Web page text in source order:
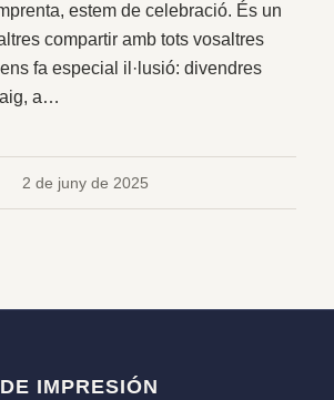
estem de celebració. És un
compartir amb tots vosaltres
fa especial il·lusió: divendres
a…
2 de juny de 2025
IMPRESIÓN